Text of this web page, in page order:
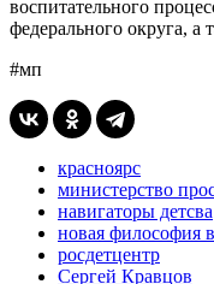
воспитательного
федерального округа,
#мп
красноярс
министерство
навигаторы детсва
новая философия
росдетцентр
Сергей Кравцов